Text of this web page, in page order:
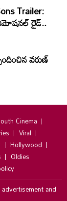
Trailer:
రైడ్..
వరుణ్
Cinema
Viral
Hollywood
Oldies
and